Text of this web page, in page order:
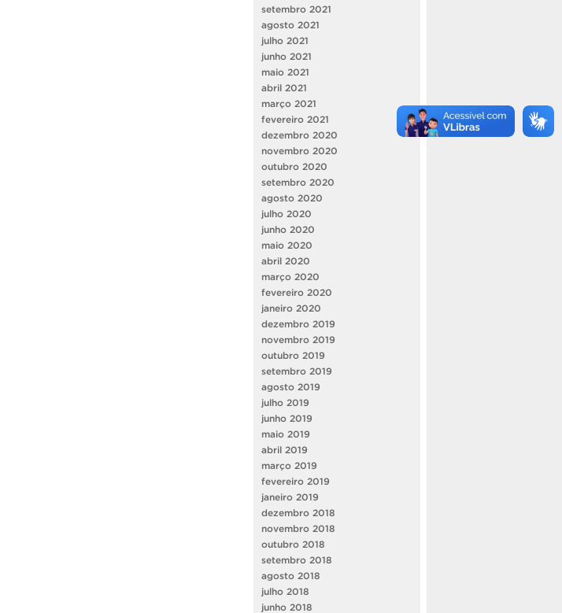
setembro 2021
agosto 2021
julho 2021
junho 2021
maio 2021
abril 2021
março 2021
fevereiro 2021
dezembro 2020
novembro 2020
outubro 2020
setembro 2020
agosto 2020
julho 2020
junho 2020
maio 2020
abril 2020
março 2020
fevereiro 2020
janeiro 2020
dezembro 2019
novembro 2019
outubro 2019
setembro 2019
agosto 2019
julho 2019
junho 2019
maio 2019
abril 2019
março 2019
fevereiro 2019
janeiro 2019
dezembro 2018
novembro 2018
outubro 2018
setembro 2018
agosto 2018
julho 2018
junho 2018